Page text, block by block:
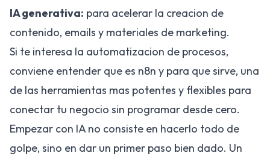
IA generativa: para acelerar la creacion de
contenido, emails y materiales de marketing.
Si te interesa la automatizacion de procesos,
conviene entender que es n8n y para que sirve, una
de las herramientas mas potentes y flexibles para
conectar tu negocio sin programar desde cero.
Empezar con IA no consiste en hacerlo todo de
golpe, sino en dar un primer paso bien dado. Un